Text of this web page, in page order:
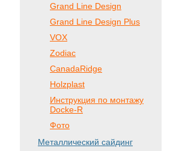
Grand Line Design
Grand Line Design Plus
VOX
Zodiac
CanadaRidge
Holzplast
Инструкция по монтажу
Docke-R
Фото
Металлический сайдинг